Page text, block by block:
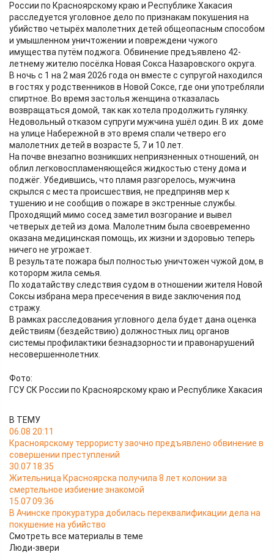
России по Красноярскому краю и Республике Хакасия
расследуется уголовное дело по признакам покушения на
убийство четырёх малолетних детей общеопасным способом
и умышленном уничтожении и повреждени чужого
имущества путём поджога. Обвинение предъявлено 42-
летнему жителю посёлка Новая Сокса Назаровского округа.
В ночь с 1 на 2 мая 2026 года он вместе с супругой находился
в гостях у родственников в Новой Соксе, где они употребляли
спиртное. Во время застолья женщина отказалась
возвращаться домой, так как хотела продолжить гулянку.
Недовольный отказом супруги мужчина ушёл один. В их доме
на улице Набережной в это время спали четверо его
малолетних детей в возрасте 5, 7 и 10 лет.
На почве внезапно возникших неприязненных отношений, он
облил легковоспламеняющейся жидкостью стену дома и
поджёг. Убедившись, что пламя разгорелось, мужчина
скрылся с места происшествия, не предприняв мер к
тушению и не сообщив о пожаре в экстренные службы.
Проходящий мимо сосед заметил возгорание и вывел
четверых детей из дома. Малолетним была своевременно
оказана медицинская помощь, их жизни и здоровью теперь
ничего не угрожает.
В результате пожара был полностью уничтожен чужой дом, в
которорм жила семья.
По ходатайству следствия судом в отношении жителя Новой
Соксы избрана мера пресечения в виде заключения под
стражу.
В рамках расследования угловного дела будет дана оценка
действиям (бездействию) должностных лиц органов
системы профилактики безнадзорности и правонарушений
несовершеннолетних.
Фото:
ГСУ СК России по Красноярскому краю и Республике Хакасия
В ТЕМУ
06.08 20:11
Красноярскому террористу заочно предъявлено обвинение в
совершении преступлений
30.07 18:35
Жительница Красноярска получила 8 лет колонии за
смертельное избиение знакомой
15.07 09:36
В Ачинске прокуратура добилась переквалификации дела на
покушение на убийство
Смотреть все материалы в теме
Люди-звери